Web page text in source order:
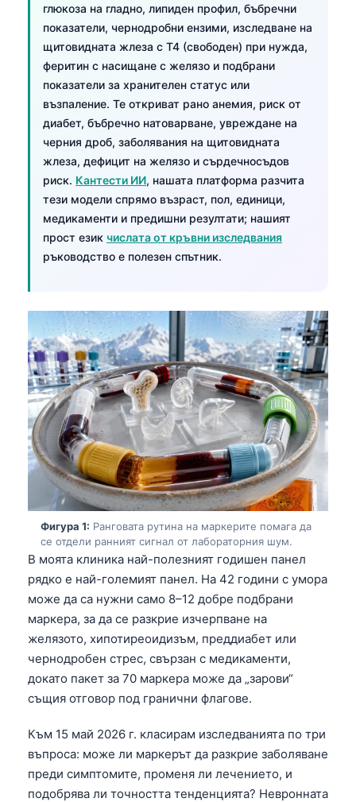
глюкоза на гладно, липиден профил, бъбречни
показатели, чернодробни ензими, изследване на
щитовидната жлеза с T4 (свободен) при нужда,
феритин с насищане с желязо и подбрани
показатели за хранителен статус или
възпаление. Те откриват рано анемия, риск от
диабет, бъбречно натоварване, увреждане на
черния дроб, заболявания на щитовидната
жлеза, дефицит на желязо и сърдечносъдов
риск. Кантести ИИ, нашата платформа разчита
тези модели спрямо възраст, пол, единици,
медикаменти и предишни резултати; нашият
прост език числата от кръвни изследвания
ръководство е полезен спътник.
Фигура 1: Ранговата рутина на маркерите помага да
се отдели ранният сигнал от лабораторния шум.
В моята клиника най-полезният годишен панел
рядко е най-големият панел. На 42 години с умора
може да са нужни само 8–12 добре подбрани
маркера, за да се разкрие изчерпване на
желязото, хипотиреоидизъм, преддиабет или
чернодробен стрес, свързан с медикаменти,
докато пакет за 70 маркера може да „зарови“
същия отговор под гранични флагове.
Към 15 май 2026 г. класирам изследванията по три
въпроса: може ли маркерът да разкрие заболяване
преди симптомите, променя ли лечението, и
подобрява ли точността тенденцията? Невронната